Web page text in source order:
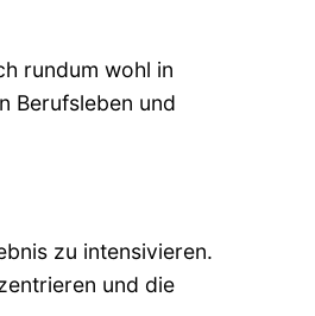
rundum wohl in
Berufsleben und
zu intensivieren.
und die